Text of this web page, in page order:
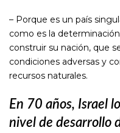
– Porque es un país
como es la
construir su nación, que
condiciones adversas y
recursos naturales.
En 70 años, Israel
nivel de desarrollo